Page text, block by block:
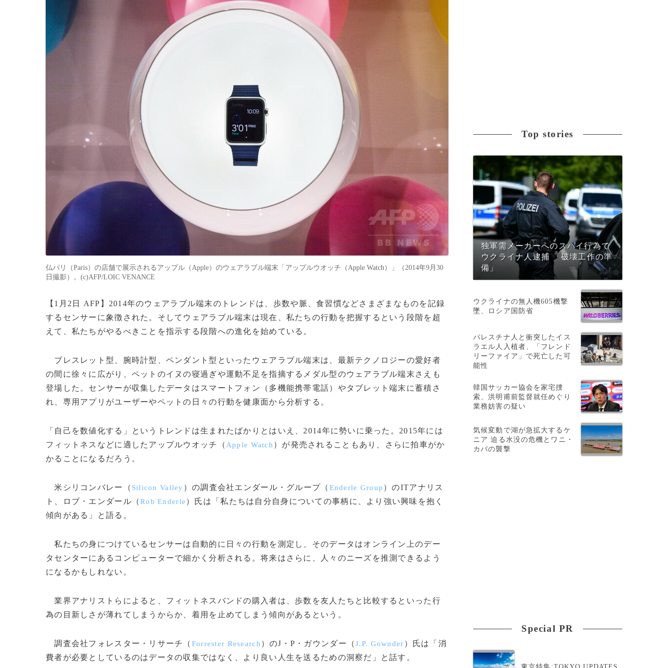
仏パリ（Paris）の店舗で展示されるアップル（Apple）のウェアラブル端末「アップルウオッチ（Apple Watch）」（2014年9月30
日撮影）。(c)AFP/LOIC VENANCE
【1月2日 AFP】2014年のウェアラブル端末のトレンドは、歩数や脈、食習慣などさまざまなものを記録
するセンサーに象徴された。そしてウェアラブル端末は現在、私たちの行動を把握するという段階を超
えて、私たちがやるべきことを指示する段階への進化を始めている。
ブレスレット型、腕時計型、ペンダント型といったウェアラブル端末は、最新テクノロジーの愛好者
の間に徐々に広がり、ペットのイヌの寝過ぎや運動不足を指摘するメダル型のウェアラブル端末さえも
登場した。センサーが収集したデータはスマートフォン（多機能携帯電話）やタブレット端末に蓄積さ
れ、専用アプリがユーザーやペットの日々の行動を健康面から分析する。
「自己を数値化する」というトレンドは生まれたばかりとはいえ、2014年に勢いに乗った。2015年には
フィットネスなどに適したアップルウオッチ（ Apple Watch ）が発売されることもあり、さらに拍車がか
かることになるだろう。
米シリコンバレー（ Silicon Valley ）の調査会社エンダール・グループ（ Enderle Group ）のITアナリス
ト、ロブ・エンダール（Rob Enderle ）氏は「私たちは自分自身についての事柄に、より強い興味を抱く
傾向がある」と語る。
私たちの身につけているセンサーは自動的に日々の行動を測定し、そのデータはオンライン上のデー
タセンターにあるコンピューターで細かく分析される。将来はさらに、人々のニーズを推測できるよう
になるかもしれない。
業界アナリストらによると、フィットネスバンドの購入者は、歩数を友人たちと比較するといった行
為の目新しさが薄れてしまうからか、着用を止めてしまう傾向があるという。
調査会社フォレスター・リサーチ（ Forrester Research ）のJ・P・ガウンダー（J.P. Gownder ）氏は「消
費者が必要としているのはデータの収集ではなく、より良い人生を送るための洞察だ」と話す。
Top stories
独軍需メーカーへのスパイ行為で
ウクライナ人逮捕 「破壊工作の準
備」
ウクライナの無人機605機撃
墜、ロシア国防省
パレスチナ人と衝突したイス
ラエル人入植者、「フレンド
リーファイア」で死亡した可
能性
韓国サッカー協会を家宅捜
索、洪明甫前監督就任めぐり
業務妨害の疑い
気候変動で湖が急拡大するケ
ニア 迫る水没の危機とワニ・
カバの襲撃
Special PR
東京特集:TOKYO UPDATES